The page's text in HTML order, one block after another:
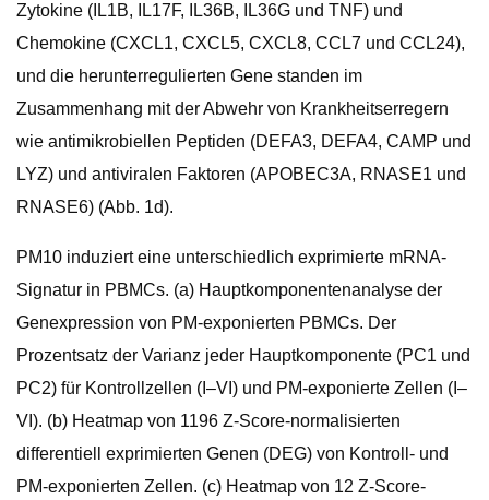
Zytokine (IL1B, IL17F, IL36B, IL36G und TNF) und
Chemokine (CXCL1, CXCL5, CXCL8, CCL7 und CCL24),
und die herunterregulierten Gene standen im
Zusammenhang mit der Abwehr von Krankheitserregern
wie antimikrobiellen Peptiden (DEFA3, DEFA4, CAMP und
LYZ) und antiviralen Faktoren (APOBEC3A, RNASE1 und
RNASE6) (Abb. 1d).
PM10 induziert eine unterschiedlich exprimierte mRNA-
Signatur in PBMCs. (a) Hauptkomponentenanalyse der
Genexpression von PM-exponierten PBMCs. Der
Prozentsatz der Varianz jeder Hauptkomponente (PC1 und
PC2) für Kontrollzellen (I–VI) und PM-exponierte Zellen (I–
VI). (b) Heatmap von 1196 Z-Score-normalisierten
differentiell exprimierten Genen (DEG) von Kontroll- und
PM-exponierten Zellen. (c) Heatmap von 12 Z-Score-